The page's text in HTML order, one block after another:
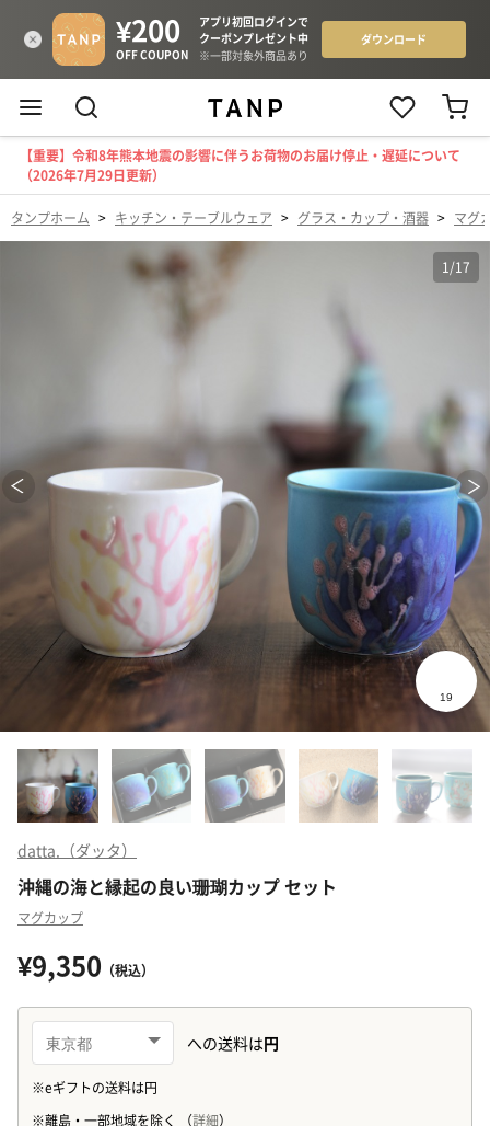
【重要】令和8年熊本地震の影響に伴うお荷物のお届け停止・遅延について
（2026年7月29日更新）
タンプホーム > キッチン・テーブルウェア > グラス・カップ・酒器 > マグ
1 /17
datta.（ダッタ）
沖縄の海と縁起の良い珊瑚カップ セット
マグカップ
¥9,350 （税込）